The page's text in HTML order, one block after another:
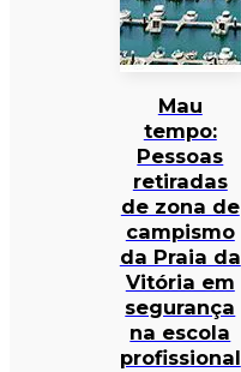
Mau
tempo:
Pessoas
retiradas
de zona de
campismo
da Praia da
Vitória em
segurança
na escola
profissional